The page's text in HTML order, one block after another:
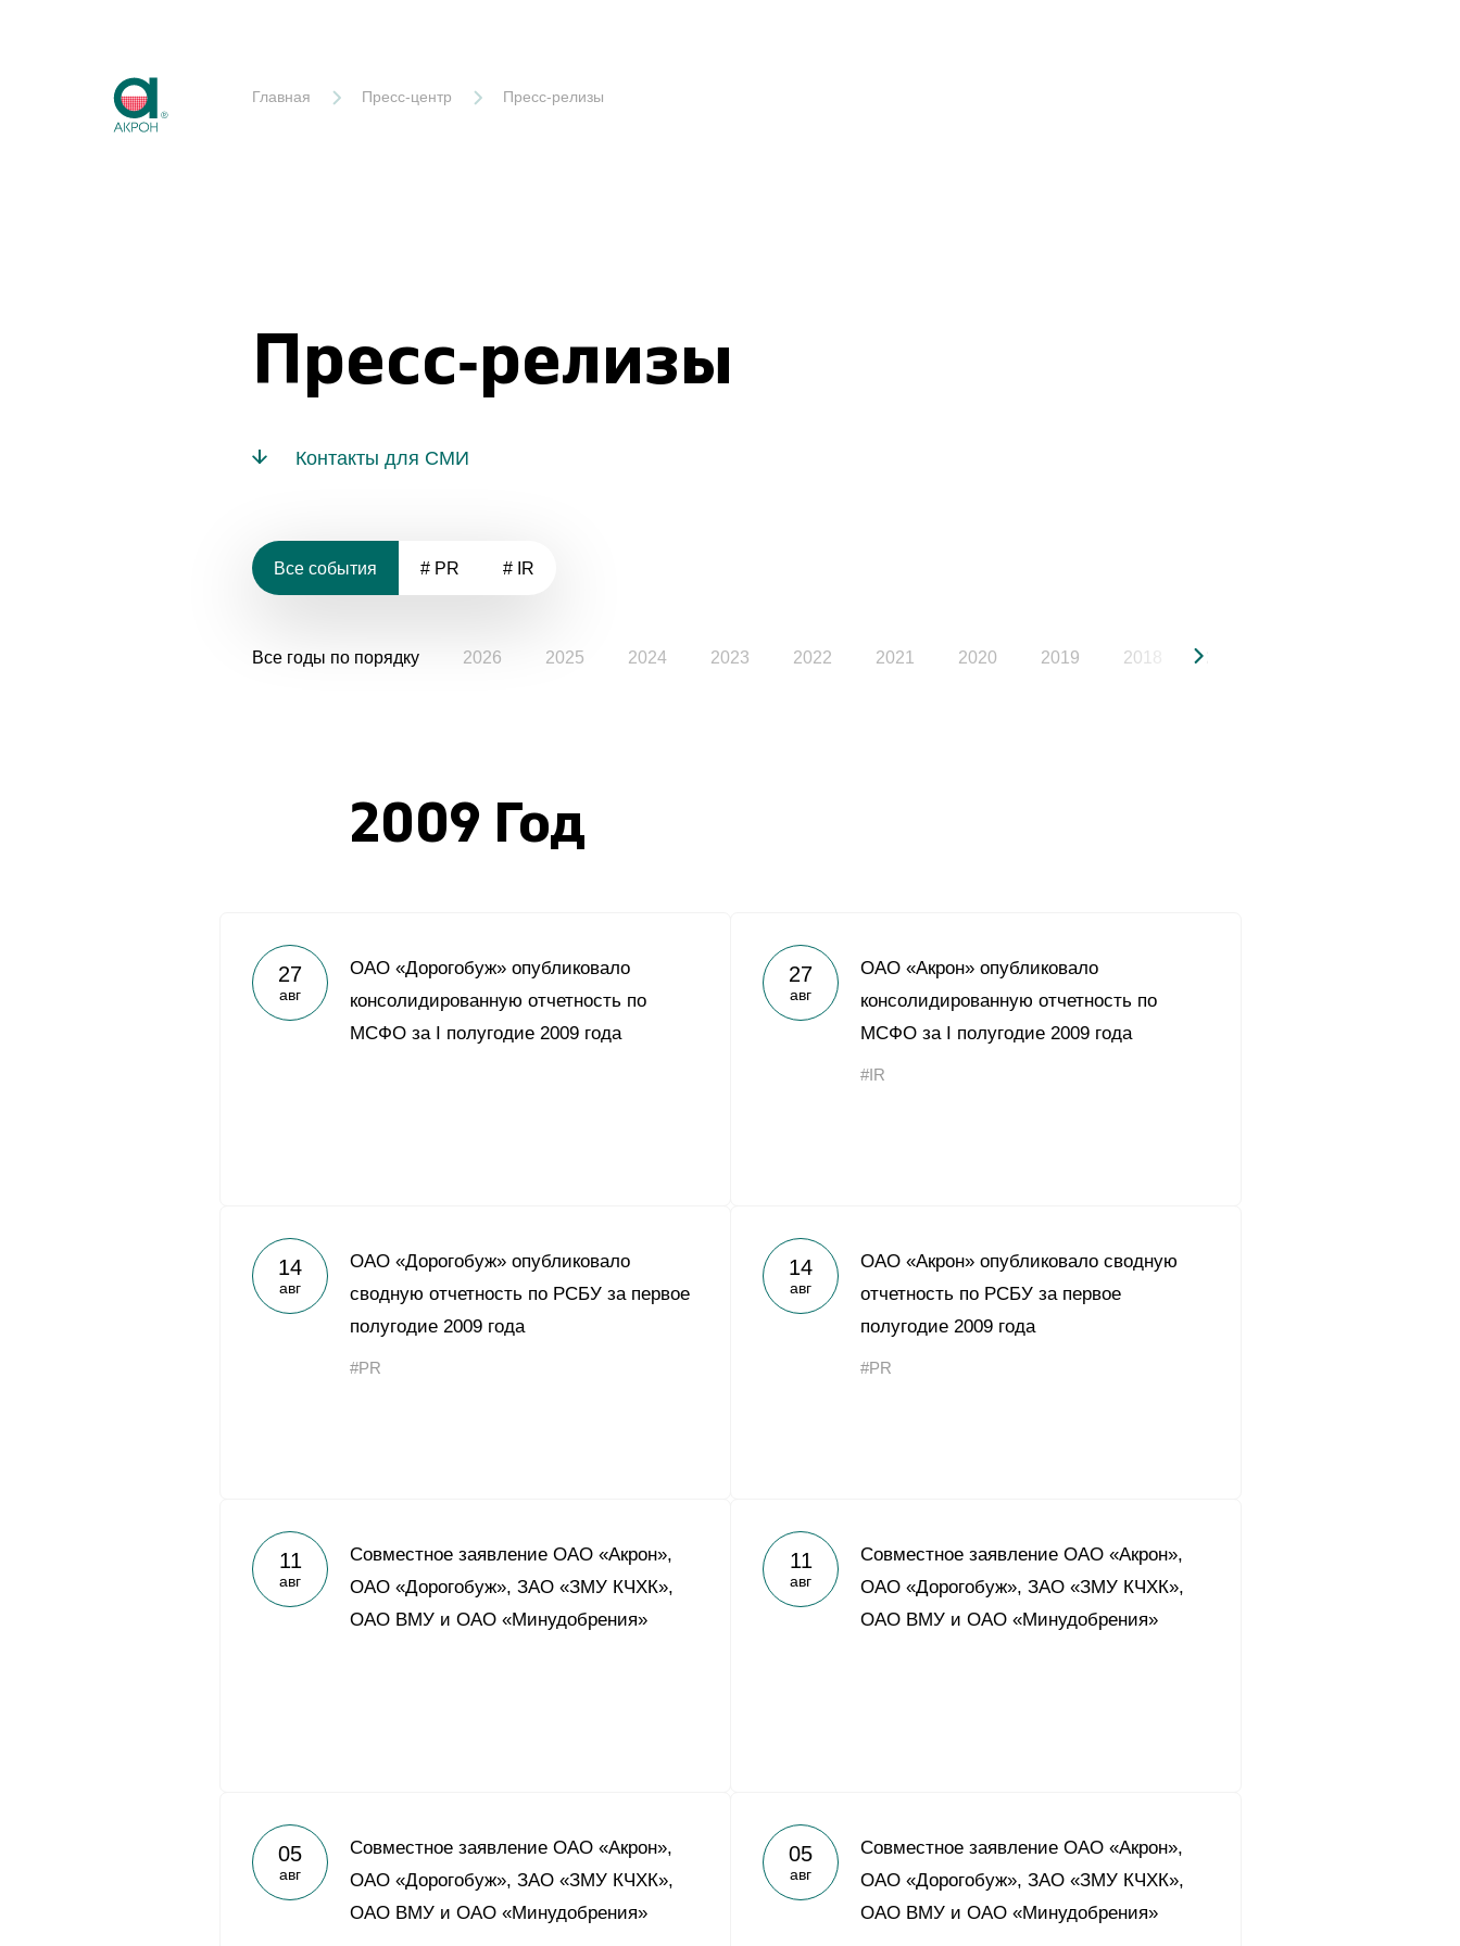
Главная Пресс-центр Пресс-релизы
Пресс-релизы
Контакты для СМИ
Все события # PR # IR
Все годы по порядку 2026 2025 2024 2023 2022 2021 2020 2019 2018
2009 Год
27
авг
ОАО «Дорогобуж» опубликовало
консолидированную отчетность по
МСФО за I полугодие 2009 года
27
авг
ОАО «Акрон» опубликовало
консолидированную отчетность по
МСФО за I полугодие 2009 года
#IR
14
авг
ОАО «Дорогобуж» опубликовало
сводную отчетность по РСБУ за первое
полугодие 2009 года
#PR
14
авг
ОАО «Акрон» опубликовало сводную
отчетность по РСБУ за первое
полугодие 2009 года
#PR
11
авг
Совместное заявление ОАО «Акрон»,
ОАО «Дорогобуж», ЗАО «ЗМУ КЧХК»,
ОАО ВМУ и ОАО «Минудобрения»
11
авг
Совместное заявление ОАО «Акрон»,
ОАО «Дорогобуж», ЗАО «ЗМУ КЧХК»,
ОАО ВМУ и ОАО «Минудобрения»
05
авг
Совместное заявление ОАО «Акрон»,
ОАО «Дорогобуж», ЗАО «ЗМУ КЧХК»,
ОАО ВМУ и ОАО «Минудобрения»
05
авг
Совместное заявление ОАО «Акрон»,
ОАО «Дорогобуж», ЗАО «ЗМУ КЧХК»,
ОАО ВМУ и ОАО «Минудобрения»